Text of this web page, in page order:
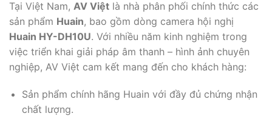
Tại Việt Nam, AV Việt là nhà phân phối chính thức các
sản phẩm Huain, bao gồm dòng camera hội nghị
Huain HY-DH10U. Với nhiều năm kinh nghiệm trong
việc triển khai giải pháp âm thanh – hình ảnh chuyên
nghiệp, AV Việt cam kết mang đến cho khách hàng:
Sản phẩm chính hãng Huain với đầy đủ chứng nhận
chất lượng.